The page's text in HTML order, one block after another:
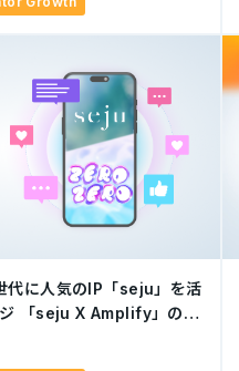
に人気のIP「seju」を活
「seju X Amplify」の提